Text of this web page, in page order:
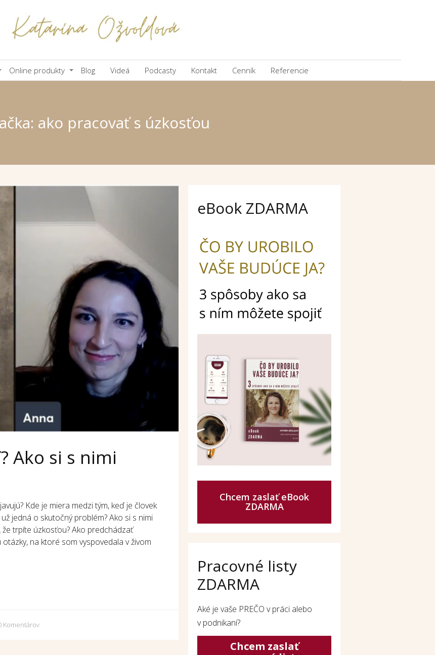
Online produkty Blog Videá Podcasty Kontakt Cenník Referencie
ako pracovať s úzkosťou
Ako si s nimi
Kde je miera medzi tým, keď je človek
jedná o skutočný problém? Ako si s nimi
trpíte úzkosťou? Ako predchádzať
na ktoré som vyspovedala v živom
Komentárov
eBook ZDARMA
Chcem zaslať eBook
ZDARMA
Pracovné listy
ZDARMA
Aké je vaše PREČO v práci alebo
v podnikaní?
Chcem zaslať